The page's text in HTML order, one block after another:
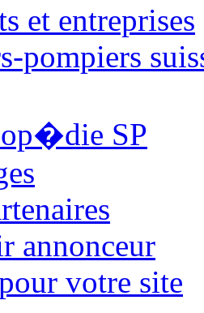
et entreprises
pompiers
SP
annonceur
votre site